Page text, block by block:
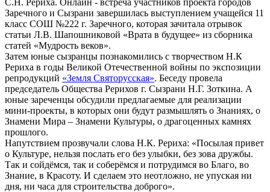
Заречного и Сызрани завершилась выступлением учащейся 11
класс СОШ №222 г. Заречного, которая зачитала отрывок
статьи Л.В. Шапошниковой «Врата в будущее» из сборника
статей «Мудрость веков».
Затем юные сызранцы познакомились с творчеством Н.К
Рериха в годы Великой Отечественной войны по экспозиции
репродукций «Земля Святорусская». Беседу провела
председатель Общества Рерихов г. Сызрани Н.Г. Зоткина. А
юные зареченцы обсудили предлагаемые для реализации
мини-проекты, в которых они будут размышлять о Знаниях, о
Знамени Мира – Знамени Культуры, о драгоценных камнях
прошлого.
Напутствием прозвучали слова Н.К. Рериха: «Посылая привет
о Культуре, нельзя послать его без улыбки, без зова дружбы.
Так и сойдёмся, так и соберёмся и потрудимся во Благо, во
Знание, в Красоту. И сделаем это неотложно, не упуская ни
дня, ни часа для строительства доброго».